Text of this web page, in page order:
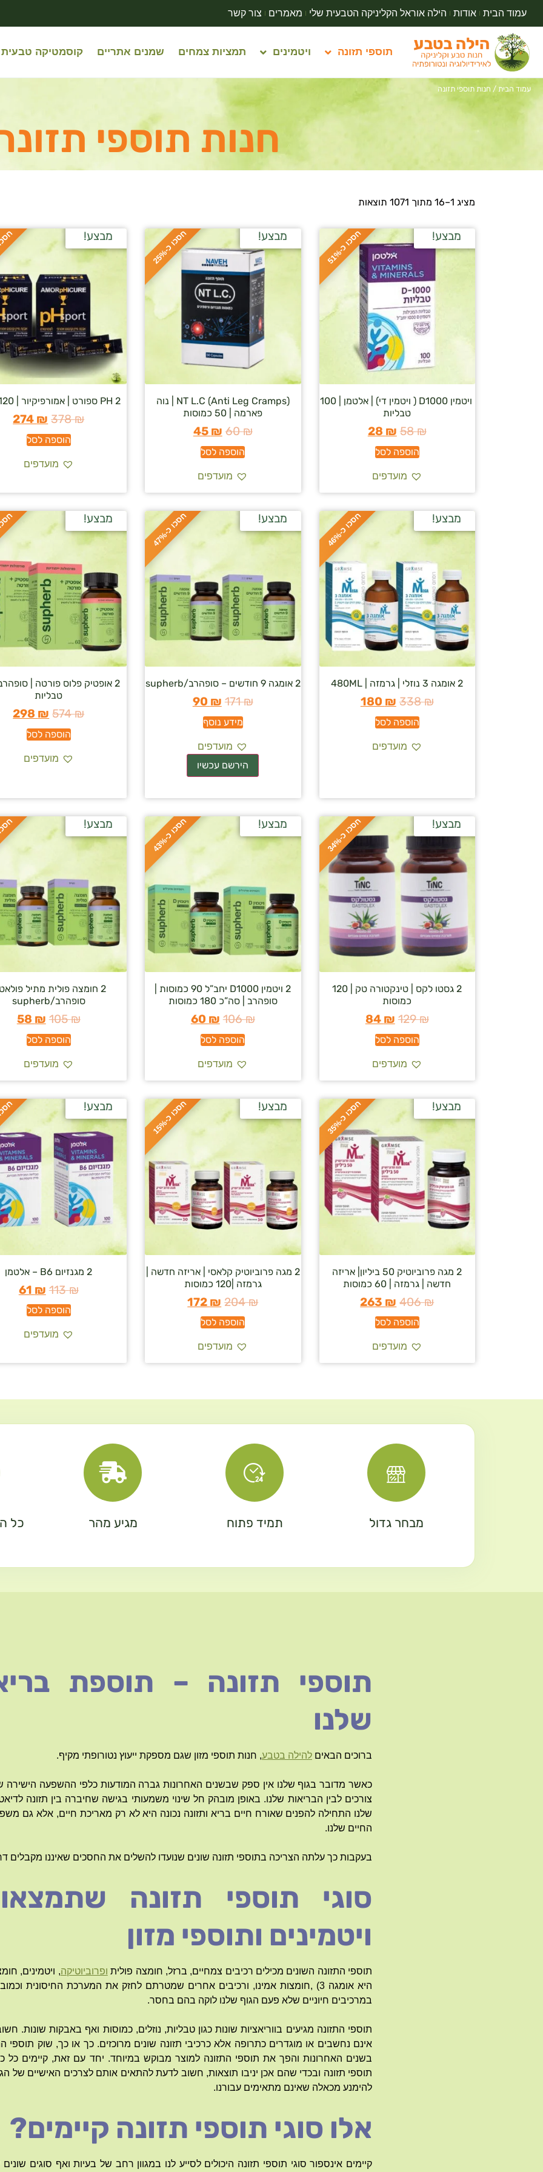
עמוד הבית אודות הילה אוראל הקליניקה הטבעית שלי מאמרים צור קשר
תוספי תזונה ויטמינים תמציות צמחים שמנים אתריים קוסמטיקה טבעית
עמוד הבית / חנות תוספי תזונה
חנות תוספי
מציג 1–16 מתוך 1071 תוצאות
ח
ס
כ
ו
כ
-
5
1
% מבצע!
ויטמין D1000 ( ויטמין די) | אלטמן | 100
טבליות
58₪
28 ₪
הוספה לסל
מועדפים
ח
ס
כ
ו
כ
-
2
5
% מבצע!
(NT L.C (Anti Leg Cramps | נוה
פארמה | 50 כמוסות
60₪
45 ₪
הוספה לסל
מועדפים
מבצע!
2 PH ספורט | אמורפיקיור | 120 מנות
378₪
274 ₪
הוספה לסל
מועדפים
ח
ס
כ
ו
כ
-
4
6
% מבצע!
2 אומגה 3 נוזלי | גרמזה | 480ML
338₪
180 ₪
הוספה לסל
מועדפים
ח
ס
כ
ו
כ
-
4
7
% מבצע!
2 אומגה 9 חודשים – סופהרב/supherb
171₪
90 ₪
מידע נוסף
מועדפים
מבצע!
טבליות
574₪
298 ₪
הוספה לסל
מועדפים
ח
ס
כ
ו
כ
-
3
4
% מבצע!
2 גסטו לקס | טינקטורה טק | 120
כמוסות
129₪
84 ₪
הוספה לסל
מועדפים
ח
ס
כ
ו
כ
-
4
3
% מבצע!
2 ויטמין D1000 יחב”ל 90 כמוסות |
סופהרב | סה”כ 180 כמוסות
106₪
60 ₪
הוספה לסל
מועדפים
מבצע!
2 חומצה פולית מתיל
סופהרב/supherb
105₪
58 ₪
הוספה לסל
מועדפים
ח
ס
כ
ו
כ
-
3
5
% מבצע!
2 מגה פרוביוטיק 50 ביליון| אריזה
חדשה | גרמזה | 60 כמוסות
406₪
263 ₪
הוספה לסל
מועדפים
ח
ס
כ
ו
כ
-
1
5
% מבצע!
2 מגה פרוביוטיק קלאסי | אריזה חדשה |
גרמזה |120 כמוסות
204₪
172 ₪
הוספה לסל
מועדפים
מבצע!
2 מגנזיום B6 – אלטמן
113₪
61 ₪
הוספה לסל
מועדפים
מבחר גדול תמיד פתוח מגיע מהר
כל
תוספי תזונה – תוספת
שלנו
ברוכים הבאים להילה בטבע, חנות תוספי מזון שגם מספקת ייעוץ נטורופתי מקיף.
כאשר מדובר בגוף שלנו אין ספק שבשנים האחרונות גברה המודעות כלפי ההשפעה הישירה
צורכים לבין הבריאות שלנו. באופן מובהק חל שינוי משמעותי בגישה שחיברה בין תזונה
שלנו התחילה להפנים שאורח חיים בריא ותזונה נכונה היא לא רק מאריכת חיים, אלא גם
החיים שלנו.
בעקבות כך עלתה הצריכה בתוספי תזונה שונים שנועדו להשלים את החסכים שאיננו מקבלים
סוגי תוספי תזונה
ויטמינים ותוספי מזון
תוספי התזונה השונים מכילים רכיבים צמחיים, ברזל, חומצה פולית ופרוביוטיקה, ויטמינים,
היא אומגה 3) ,חומצות אמינו, ורכיבים אחרים שמטרתם לחזק את המערכת החיסונית
במרכיבים חיוניים שלא פעם הגוף שלנו לוקה בהם בחסר.
תוספי התזונה מגיעים בווריאציות שונות כגון טבליות, נוזלים, כמוסות ואף באבקות שונות.
אינם נחשבים או מוגדרים כתרופה אלא כרכיבי תזונה שונים מרוכזים. כך או כך, שוק תוספי
בשנים האחרונות והפך את תוספי התזונה למוצר מבוקש במיוחד. יחד עם זאת, קיימים כל
תוספי תזונה ובכדי שהם אכן יניבו תוצאות, חשוב לדעת להתאים אותם לצרכים האישיים של
להימנע מכאלה שאינם מתאימים עבורנו.
אלו סוגי תוספי תזונה קיימים?
קיימים אינספור סוגי תוספי תזונה היכולים לסייע לנו במגוון רחב של בעיות ואף סוגים שונים